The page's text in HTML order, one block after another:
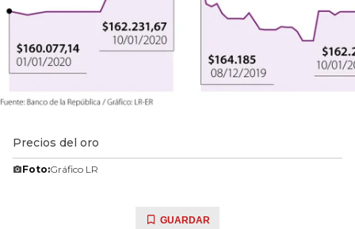
Precios del oro
Foto:Gráfico LR
GUARDAR